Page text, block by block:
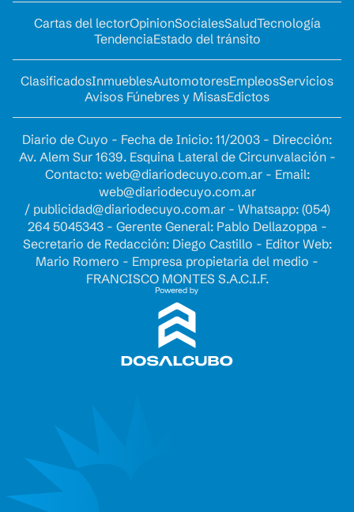
Cartas del lectorOpinionSocialesSaludTecnología
TendenciaEstado del tránsito
ClasificadosInmueblesAutomotoresEmpleosServicios
Avisos Fúnebres y MisasEdictos
Diario de Cuyo - Fecha de Inicio: 11/2003 - Dirección:
Av. Alem Sur 1639. Esquina Lateral de Circunvalación -
Contacto: web@diariodecuyo.com.ar- Email:
web@diariodecuyo.com.ar
/ publicidad@diariodecuyo.com.ar- Whatsapp: (054)
264 5045343 - Gerente General: Pablo Dellazoppa -
Secretario de Redacción: Diego Castillo - Editor Web:
Mario Romero - Empresa propietaria del medio -
FRANCISCO MONTES S.A.C.I.F.